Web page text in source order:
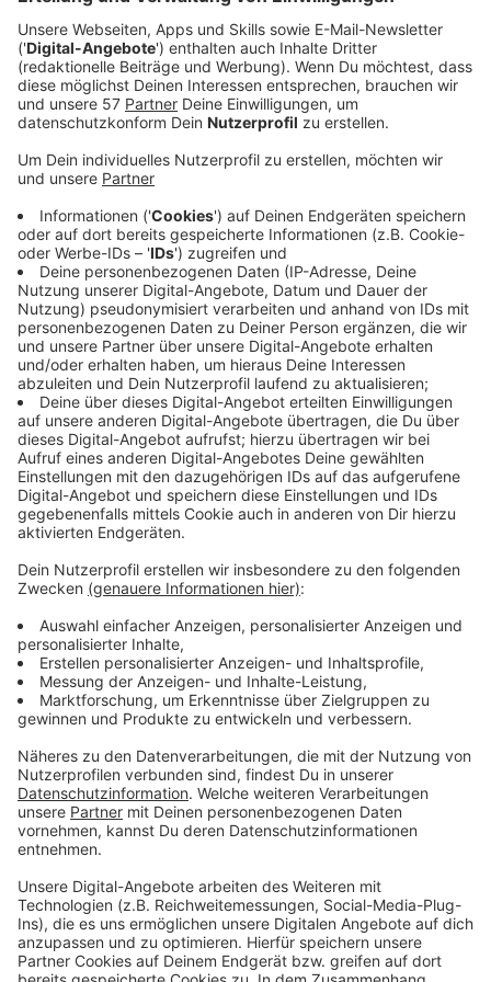
Matt Simons hat was neues geschrieben, über eine
persönliche Sache, die aber auch viele betreffen wird.
Es geht um seine Panikattacken, die er vor allem in
jüngeren Jahren sehr oft hatte, und um sein Motto,
was er dabei immer anwendet. Die Abende waren
eingeschlafen und am nächsten Tag ging es ihm
besser. Also hat er sich immer wieder gesagt, "du wirst
dich morgen besser fühlen". Deshalb heißt der Song
"Better Tomorrow". Matt Simons wollte für den Song
unbedingt den "großen schwedischen Pop-Sound". Da
hatte er anscheinend eine klare Vorstellung, was das
genau ist. Er wollte bewusst einen fröhlichen Klang
haben für dieses ernste Thema, weil er sich damit
auch herausfordern wollte. Es sei viel schwieriger,
einen optimistischen Happy-Song zu schreiben als
einen traurigen.
Anzeige
Wir benötigen Ihre
Zustimmung, um den YouTube
Video-Service zu laden!
Drittanbieters, um Videoinhalte
einzubetten. Dieser Service kann
Daten zu Ihren Aktivitäten
sammeln. Bitte lesen Sie die
Nutzung des Service zu, um dieses
Video anzusehen.
Mehr Informationen